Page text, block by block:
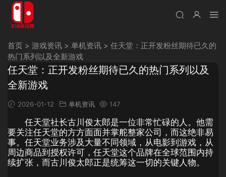
首页 > 游戏资讯 > 单机资讯 > 任天堂：正开发粉丝期待已久的
热门系列以及全新游戏
任天堂：正开发粉丝期待已久的热门系列以及
全新游戏
2026-01-12 单机资讯 147
任天堂社长古川俊太郎是一位非常忙碌的人。他需
要关注任天堂的方方面面并掌舵整家公司，而这绝非易
事。任天堂业务涉及大量不同领域，从电影到游戏，从
周边商品到授权许可，任天堂这个品牌在全球范围内持
续扩张，而古川俊太郎正是统筹这一切的关键人物。